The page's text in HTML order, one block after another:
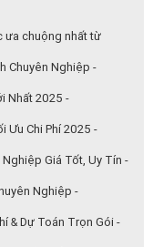
ưa chuộng nhất từ
Chuyên Nghiệp -
Nhất 2025 -
Ưu Chi Phí 2025 -
Giá Tốt, Uy Tín -
Nghiệp -
& Dự Toán Trọn Gói -